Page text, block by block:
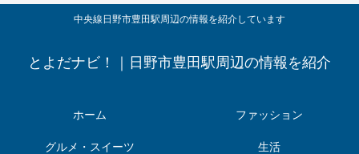
中央線日野市豊田駅周辺の情報を紹介しています
とよだナビ！｜日野市豊田駅周辺の情報を紹介
ホーム
ファッション
グルメ・スイーツ
生活